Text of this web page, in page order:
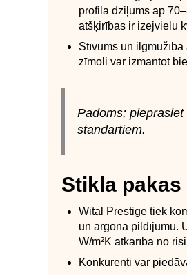
profila dziļums ap
atšķirības ir izejvielu
Stīvums un
zīmoli var izmantot
Padoms:
standartiem.
Stikla
Wital Prestige tiek
un argona pildījumu.
W/m²K atkarībā no
Konkurenti var